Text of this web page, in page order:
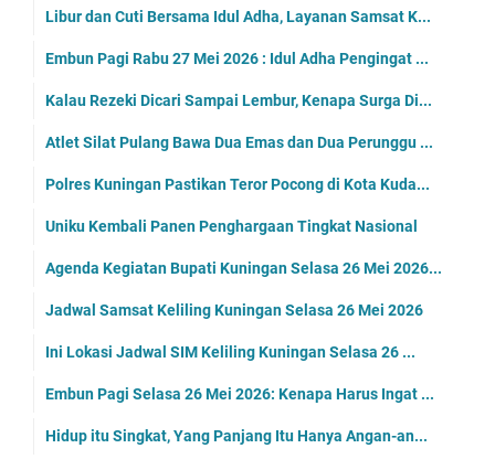
Libur dan Cuti Bersama Idul Adha, Layanan Samsat K...
Embun Pagi Rabu 27 Mei 2026 : Idul Adha Pengingat ...
Kalau Rezeki Dicari Sampai Lembur, Kenapa Surga Di...
Atlet Silat Pulang Bawa Dua Emas dan Dua Perunggu ...
Polres Kuningan Pastikan Teror Pocong di Kota Kuda...
Uniku Kembali Panen Penghargaan Tingkat Nasional
Agenda Kegiatan Bupati Kuningan Selasa 26 Mei 2026...
Jadwal Samsat Keliling Kuningan Selasa 26 Mei 2026
Ini Lokasi Jadwal SIM Keliling Kuningan Selasa 26 ...
Embun Pagi Selasa 26 Mei 2026: Kenapa Harus Ingat ...
Hidup itu Singkat, Yang Panjang Itu Hanya Angan-an...